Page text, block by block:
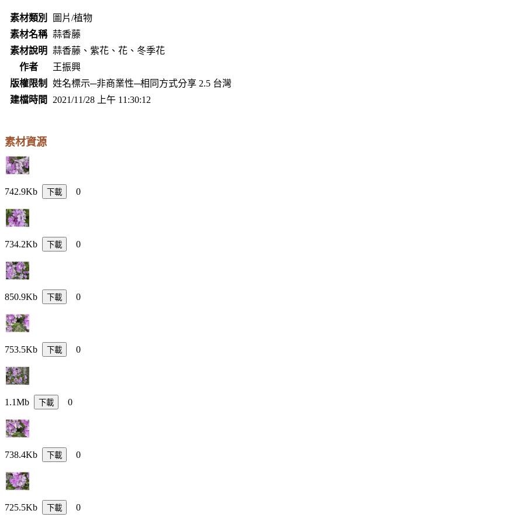
素材類別
圖片/植物
素材名稱 蒜香藤
素材說明
蒜香藤、紫花、花、冬季花
作者
王振興
版權限制
姓名標示─非商業性─相同方式分享 2.5 台灣
建檔時間
2021/11/28 上午 11:30:12
素材資源
742.9Kb 下載 0
734.2Kb 下載 0
850.9Kb 下載 0
753.5Kb 下載 0
1.1Mb 下載 0
738.4Kb 下載 0
725.5Kb 下載 0